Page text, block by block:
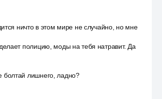
ничто в этом мире не случайно, но мне
полицию, моды на тебя натравит. Да
болтай лишнего, ладно?